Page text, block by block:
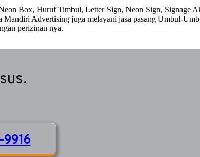
Box, Huruf Timbul, Letter Sign, Neon Sign, Signage
Advertising juga melayani jasa pasang Umbul-
perizinan nya.